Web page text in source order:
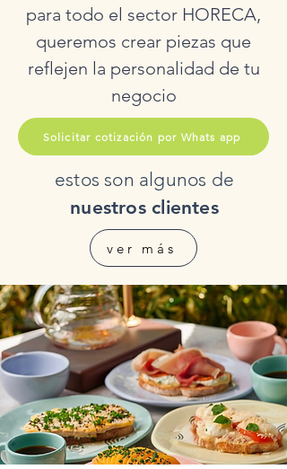
para todo el sector HORECA,
queremos crear piezas que
reflejen la personalidad de tu
negocio
Solicitar cotización por Whats app
estos son algunos de
nuestros clientes
ver más